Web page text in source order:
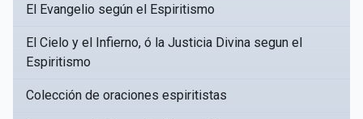
El Evangelio según el Espiritismo
El Cielo y el Infierno, ó la Justicia Divina segun el
Espiritismo
Colección de oraciones espiritistas